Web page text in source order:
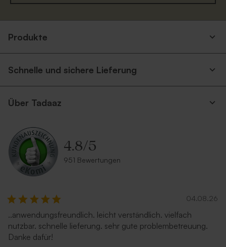
Papier
Runde Tischkarte mit
eigenem Design
eigenem Design
Silber (18,5 x 12 cm)
Umschlag in Sandfarbe
Produkte
Schnelle und sichere Lieferung
Über Tadaaz
4.8/5
951 Bewertungen
04.08.26
..anwendungsfreundlich. leicht verständlich. vielfach
nutzbar. schnelle lieferung. sehr gute problembetreuung.
Danke dafür!